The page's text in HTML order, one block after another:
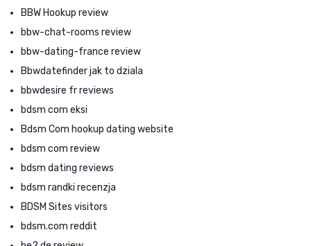
BBW Hookup review
bbw-chat-rooms review
bbw-dating-france review
Bbwdatefinder jak to dziala
bbwdesire fr reviews
bdsm com eksi
Bdsm Com hookup dating website
bdsm com review
bdsm dating reviews
bdsm randki recenzja
BDSM Sites visitors
bdsm.com reddit